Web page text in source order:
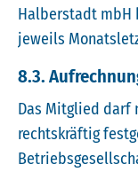
Halberstadt mbH
jeweils
8.3.
Das Mitglied darf
rechtskräftig